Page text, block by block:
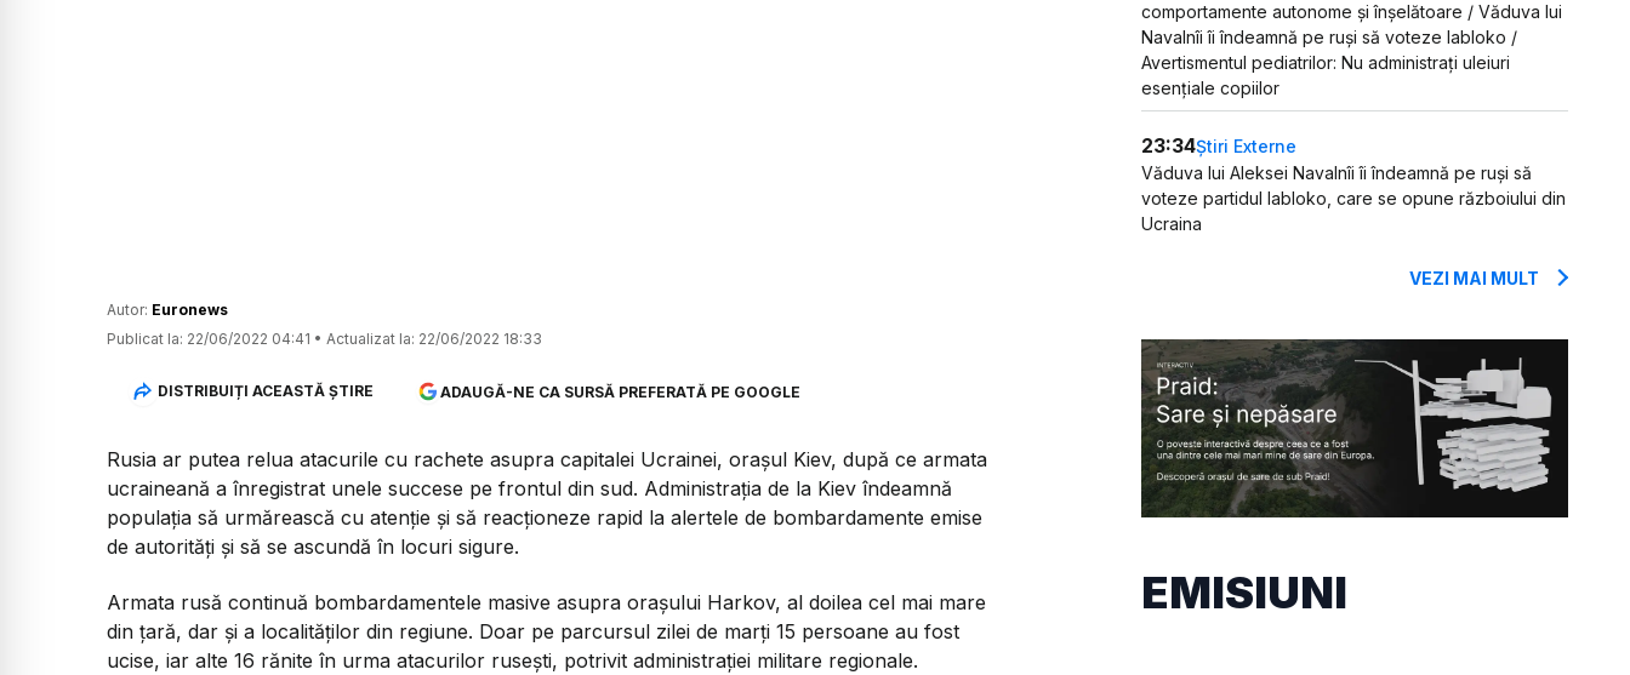
Autor: Euronews
Publicat la: 22/06/2022 04:41 • Actualizat la: 22/06/2022 18:33
DISTRIBUIȚI ACEASTĂ ȘTIRE ADAUGĂ-NE CA SURSĂ PREFERATĂ PE GOOGLE
Rusia ar putea relua atacurile cu rachete asupra capitalei Ucrainei, orașul Kiev, după ce armata
ucraineană a înregistrat unele succese pe frontul din sud. Administrația de la Kiev îndeamnă
populația să urmărească cu atenție și să reacționeze rapid la alertele de bombardamente emise
de autorități și să se ascundă în locuri sigure.
Armata rusă continuă bombardamentele masive asupra orașului Harkov, al doilea cel mai mare
din țară, dar și a localităților din regiune. Doar pe parcursul zilei de marți 15 persoane au fost
ucise, iar alte 16 rănite în urma atacurilor rusești, potrivit administrației militare regionale.
comportamente autonome și înșelătoare / Văduva lui
Navalnîi îi îndeamnă pe ruși să voteze Iabloko /
Avertismentul pediatrilor: Nu administrați uleiuri
esențiale copiilor
23:34Știri Externe
Văduva lui Aleksei Navalnîi îi îndeamnă pe ruși să
voteze partidul Iabloko, care se opune războiului din
Ucraina
VEZI MAI MULT
EMISIUNI